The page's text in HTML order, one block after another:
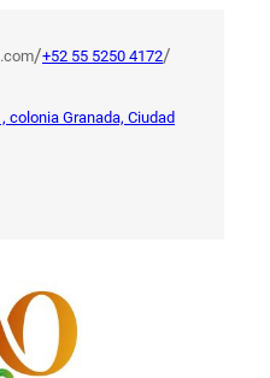
/+52 55 5250 4172/
colonia Granada, Ciudad